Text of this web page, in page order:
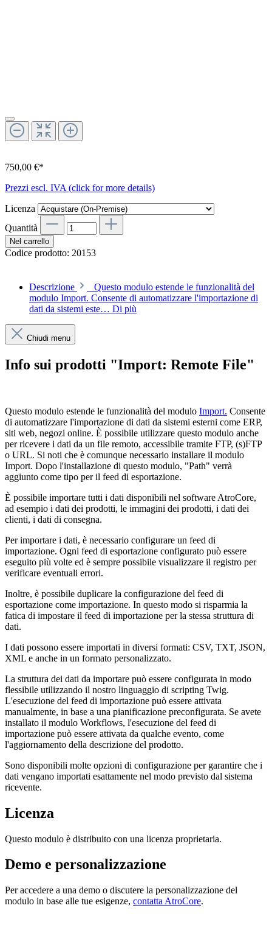
750,00 €*
Prezzi escl. IVA (click for more details)
Licenza
Quantità
Nel carrello
Codice prodotto: 20153
Descrizione
Questo modulo estende le funzionalità del
modulo Import. Consente di automatizzare l'importazione di
dati da sistemi este… Di più
Chiudi menu
Info sui prodotti "Import: Remote File"
Questo modulo estende le funzionalità del modulo Import. Consente
di automatizzare l'importazione di dati da sistemi esterni come ERP,
siti web, negozi online. È possibile utilizzare questo modulo anche
per ricevere i dati da un file remoto, accessibile tramite FTP, (s)FTP
o URL. Si noti che è comunque necessario installare il modulo
Import. Dopo l'installazione di questo modulo, "Path" verrà
aggiunto come tipo per il feed di esportazione.
È possibile importare tutti i dati disponibili nel software AtroCore,
ad esempio i dati dei prodotti, le immagini dei prodotti, i dati dei
clienti, i dati di consegna.
Per importare i dati, è necessario configurare un feed di
importazione. Ogni feed di esportazione configurato può essere
eseguito più volte ed è sempre possibile visualizzare il registro per
verificare eventuali errori.
Inoltre, è possibile duplicare la configurazione del feed di
esportazione come importazione. In questo modo si risparmia la
fatica di impostare il feed di importazione per la stessa struttura di
dati.
I dati possono essere importati in diversi formati: CSV, TXT, JSON,
XML e anche in un formato personalizzato.
La struttura dei dati da importare può essere configurata in modo
flessibile utilizzando il nostro linguaggio di scripting Twig.
L'esecuzione del feed di importazione può essere attivata
manualmente, in base a una pianificazione preconfigurata. Se avete
installato il modulo Workflows, l'esecuzione del feed di
importazione può essere attivata da qualche evento, come
l'aggiornamento della descrizione del prodotto.
Sono disponibili molte opzioni di configurazione per garantire che i
dati vengano importati esattamente nel modo previsto dal sistema
ricevente.
Licenza
Questo modulo è distribuito con una licenza proprietaria.
Demo e personalizzazione
Per accedere a una demo o discutere la personalizzazione del
modulo in base alle tue esigenze, contatta AtroCore.